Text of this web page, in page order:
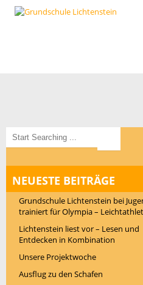
NEUESTE BEITRÄGE
Grundschule Lichtenstein bei
trainiert für Olympia –
Lichtenstein liest vor – Lesen und
Entdecken in Kombination
Unsere Projektwoche
Ausflug zu den Schafen